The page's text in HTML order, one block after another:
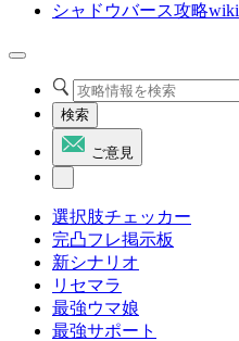
シャドウバース攻略wiki
検索
ご意見
選択肢チェッカー
完凸フレ掲示板
新シナリオ
リセマラ
最強ウマ娘
最強サポート